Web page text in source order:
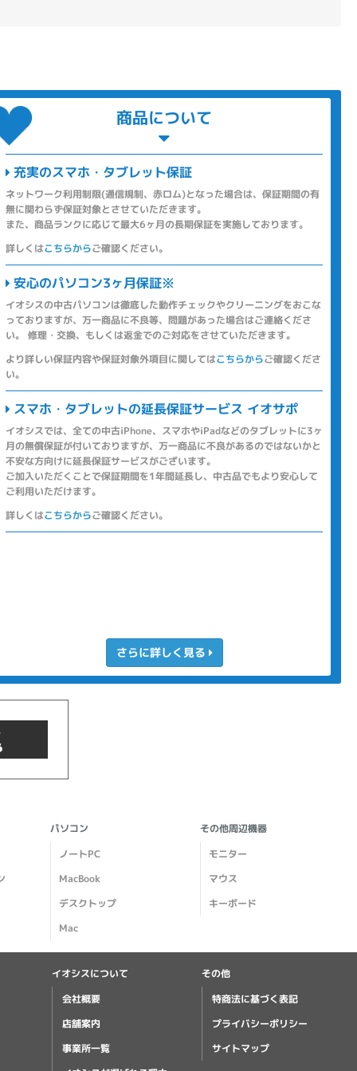
商品について
充実のスマホ・タブレット保証
ネットワーク利用制限(通信規制、赤ロム)となった場合は、保証期間の有
無に関わらず保証対象とさせていただきます。
また、商品ランクに応じて最大6ヶ月の長期保証を実施しております。
詳しくはこちらからご確認ください。
安心のパソコン3ヶ月保証※
イオシスの中古パソコンは徹底した動作チェックやクリーニングをおこな
っておりますが、万一商品に不良等、問題があった場合はご連絡くださ
い。 修理・交換、もしくは返金でのご対応をさせていただきます。
より詳しい保証内容や保証対象外項目に関してはこちらからご確認くださ
い。
スマホ・タブレットの延長保証サービス イオサポ
イオシスでは、全ての中古iPhone、スマホやiPadなどのタブレットに3ヶ
月の無償保証が付いておりますが、万一商品に不良があるのではないかと
不安な方向けに延長保証サービスがございます。
ご加入いただくことで保証期間を1年間延長し、中古品でもより安心して
ご利用いただけます。
詳しくはこちらからご確認ください。
さらに詳しく見る
パソコン
ノートPC
MacBook
デスクトップ
Mac
その他周辺機器
モニター
マウス
キーボード
イオシスについて
会社概要
店舗案内
事業所一覧
その他
特商法に基づく表記
プライバシーポリシー
サイトマップ
商品検索
クリア